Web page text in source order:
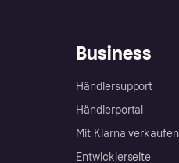
Business
Händlersupport
Händlerportal
Mit Klarna verkaufen
Entwicklerseite